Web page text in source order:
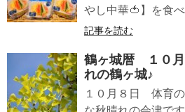
やし中華🍅】を食
記事を読む
鶴ヶ城暦 １０月
れの鶴ヶ城♪
１０月８日 体育